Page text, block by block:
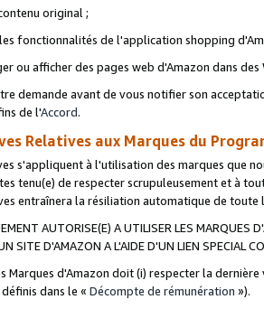
original ;
fonctionnalités de l'application shopping
ou afficher des pages web d'Amazon dans
demande avant de vous notifier son
de l'Accord.
Relatives aux Marques du
s'appliquent à l'utilisation des marques que
tenu(e) de respecter scrupuleusement et à
entraînera la résiliation automatique de
AUTORISE(E) A UTILISER LES MARQUES
SITE D'AMAZON A L'AIDE D'UN LIEN SPECIAL
Marques d'Amazon doit (i) respecter la
dans le « Décompte de rémunération »).